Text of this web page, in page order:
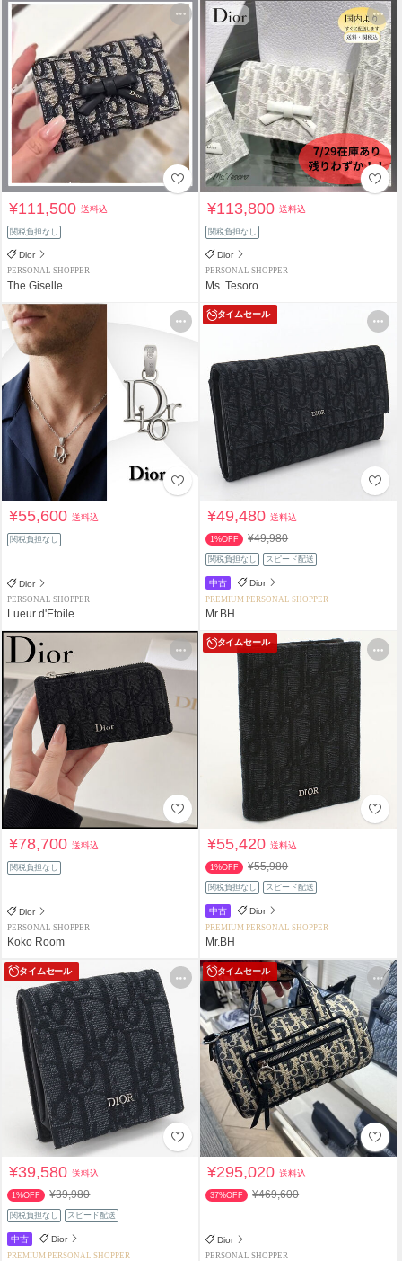
¥111,500送料込
関税負担なし
Dior
PERSONAL SHOPPER
The Giselle
¥113,800送料込
関税負担なし
Dior
PERSONAL SHOPPER
Ms. Tesoro
¥55,600送料込
関税負担なし
Dior
PERSONAL SHOPPER
Lueur d'Etoile
タイムセール
¥49,480送料込
1%OFF ¥49,980
関税負担なし スピード配送
中古 Dior
PREMIUM PERSONAL SHOPPER
Mr.BH
¥78,700送料込
関税負担なし
Dior
PERSONAL SHOPPER
Koko Room
タイムセール
¥55,420送料込
1%OFF ¥55,980
関税負担なし スピード配送
中古 Dior
PREMIUM PERSONAL SHOPPER
Mr.BH
タイムセール
¥39,580送料込
1%OFF ¥39,980
関税負担なし スピード配送
中古 Dior
PREMIUM PERSONAL SHOPPER
タイムセール
¥295,020送料込
37%OFF ¥469,600
Dior
PERSONAL SHOPPER